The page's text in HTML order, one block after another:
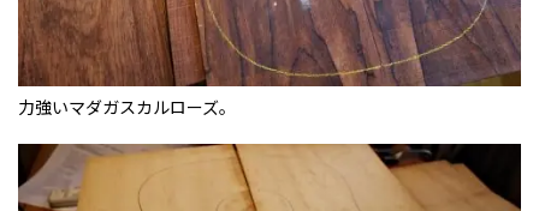
力強いマダガスカルローズ。